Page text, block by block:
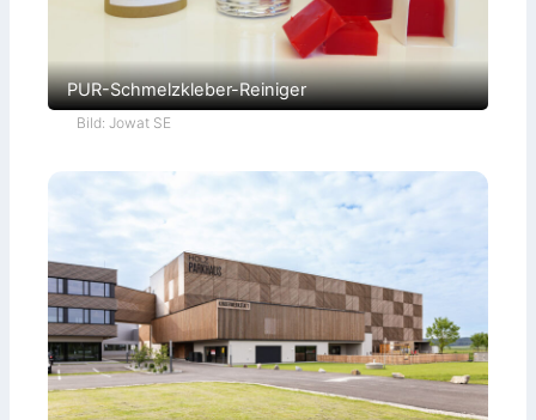
PUR-Schmelzkleber-Reiniger
Bild: Jowat SE